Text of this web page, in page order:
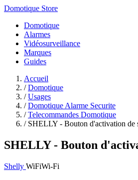
Domotique Store
Domotique
Alarmes
Vidéosurveillance
Marques
Guides
Accueil
/ Domotique
/ Usages
/ Domotique Alarme Securite
/ Telecommandes Domotique
/ SHELLY - Bouton d'activation de
SHELLY - Bouton
Shelly WiFiWi-Fi